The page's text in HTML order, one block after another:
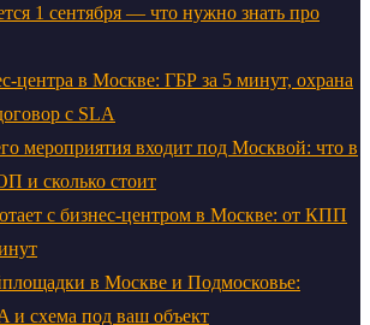
1 сентября — что нужно знать про
центра в Москве: ГБР за 5 минут, охрана
с SLA
мероприятия входит под Москвой: что в
и сколько стоит
с бизнес-центром в Москве: от КПП
в Москве и Подмосковье:
и схема под ваш объект